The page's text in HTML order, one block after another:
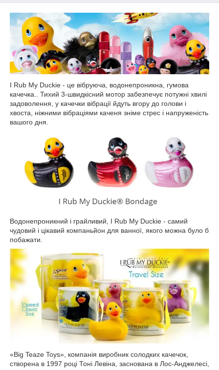
I Rub My Duckie - це вібруюча, водонепроникна, гумова
качечка.. Тихий 3-швидкісний мотор забезпечує потужні хвилі
задоволення, у качечки вібрації йдуть вгору до голови і
хвоста, ніжними вібраціями каченя зніме стрес і напруженість
вашого дня.
Водонепроникний і грайливий, I Rub My Duckie - самий
чудовий і цікавий компаньйон для ванної, якого можна було б
побажати.
«Big Teaze Toys», компанія виробник солодких качечок,
створена в 1997 році Тоні Левіна, заснована в Лос-Анджелесі,